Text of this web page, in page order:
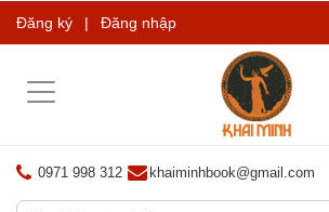
Đăng ký | Đăng nhập
Toggle
0971 998 312 khaiminhbook@gmail.com